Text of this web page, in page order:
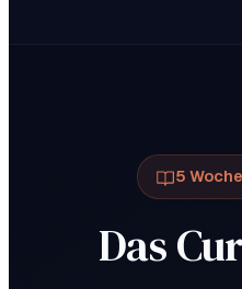
5
Das